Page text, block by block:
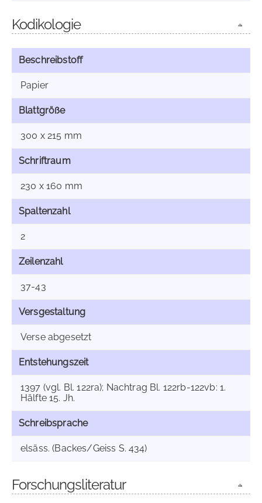
Kodikologie
Beschreibstoff
Papier
Blattgröße
300 x 215 mm
Schriftraum
230 x 160 mm
Spaltenzahl
2
Zeilenzahl
37-43
Versgestaltung
Verse abgesetzt
Entstehungszeit
1397 (vgl. Bl. 122ra); Nachtrag Bl. 122rb-122vb: 1.
Hälfte 15. Jh.
Schreibsprache
elsäss. (Backes/Geiss S. 434)
Forschungsliteratur